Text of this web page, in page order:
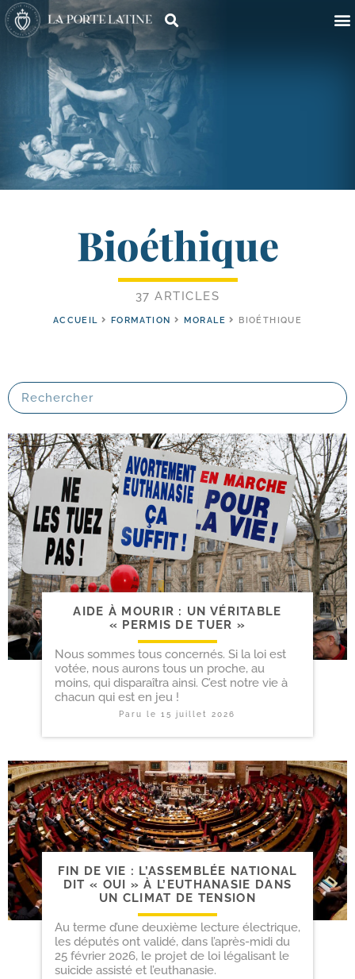
Bioéthique
37 ARTICLES
ACCUEIL FORMATION MORALE BIOÉTHIQUE
AIDE À MOURIR : UN VÉRITABLE
« PERMIS DE TUER »
Nous sommes tous concernés. Si la loi est
votée, nous aurons tous un proche, au
moins, qui disparaîtra ainsi. C’est notre vie à
chacun qui est en jeu !
Paru le15 juillet 2026
FIN DE VIE : L’ASSEMBLÉE NATIONAL
DIT « OUI » À L’EUTHANASIE DANS
UN CLIMAT DE TENSION
Au terme d’une deuxième lecture électrique,
les députés ont validé, dans l’après-midi du
25 février 2026, le projet de loi légalisant le
suicide assisté et l’euthanasie.